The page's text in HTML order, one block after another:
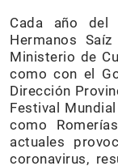
Cada año
Hermanos
Ministerio de
como con el
Dirección
Festival
como
actuales
coronavirus,